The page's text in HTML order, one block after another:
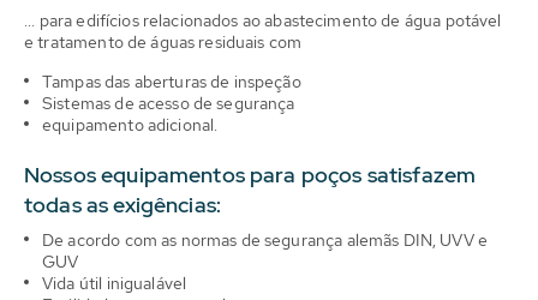
... para edifícios relacionados ao abastecimento de água potável
e tratamento de águas residuais com
Tampas das aberturas de inspeção
Sistemas de acesso de segurança
equipamento adicional.
Nossos equipamentos para poços satisfazem
todas as exigências:
De acordo com as normas de segurança alemãs DIN, UVV e
GUV
Vida útil inigualável